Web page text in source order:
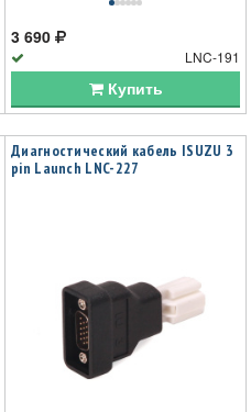
3 690
LNC-191
Купить
Диагностический кабель ISUZU 3
pin Launch LNC-227